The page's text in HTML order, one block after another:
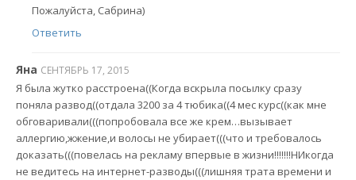
Пожалуйста, Сабрина)
Ответить
Яна СЕНТЯБРЬ 17, 2015
Я была жутко расстроена((Когда вскрыла посылку сразу
поняла развод((отдала 3200 за 4 тюбика((4 мес курс((как мне
обговаривали(((попробовала все же крем…вызывает
аллергию,жжение,и волосы не убирает(((что и требовалось
доказать(((повелась на рекламу впервые в жизни!!!!!!!НИкогда
не ведитесь на интернет-разводы(((лишняя трата времени и